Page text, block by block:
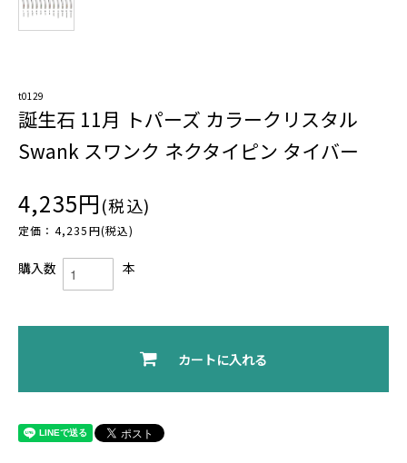
t0129
誕生石 11月 トパーズ カラークリスタル
Swank スワンク ネクタイピン タイバー
4,235円(税込)
定価：4,235円(税込)
購入数 本
カートに入れる